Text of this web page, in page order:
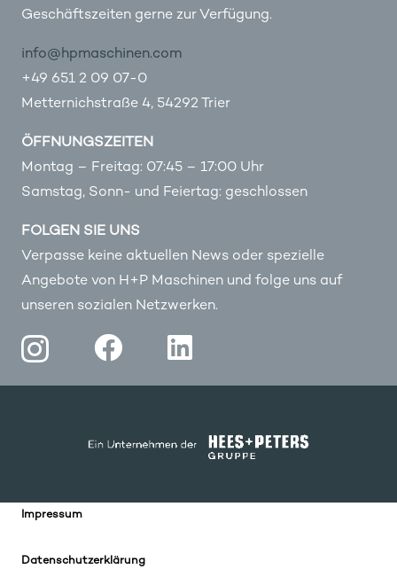
Geschäftszeiten gerne zur Verfügung.
info@hpmaschinen.com
+49 651 2 09 07-0
Metternichstraße 4, 54292 Trier
ÖFFNUNGSZEITEN
Montag – Freitag: 07:45 – 17:00 Uhr
Samstag, Sonn- und Feiertag: geschlossen
FOLGEN SIE UNS
Verpasse keine aktuellen News oder spezielle
Angebote von H+P Maschinen und folge uns auf
unseren sozialen Netzwerken.
Impressum
Datenschutzerklärung